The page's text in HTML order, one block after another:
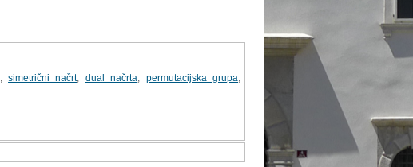
,simetrični načrt, dual načrta permutacijska grupa